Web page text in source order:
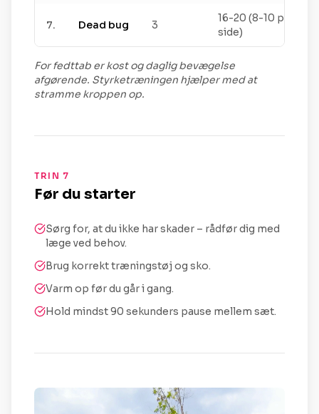
7. Dead bug 3
16-20 (8-10 pr
side)
For fedttab er kost og daglig bevægelse
afgørende. Styrketræningen hjælper med at
stramme kroppen op.
TRIN 7
Før du starter
Sørg for, at du ikke har skader – rådfør dig med
læge ved behov.
Brug korrekt træningstøj og sko.
Varm op før du går i gang.
Hold mindst 90 sekunders pause mellem sæt.